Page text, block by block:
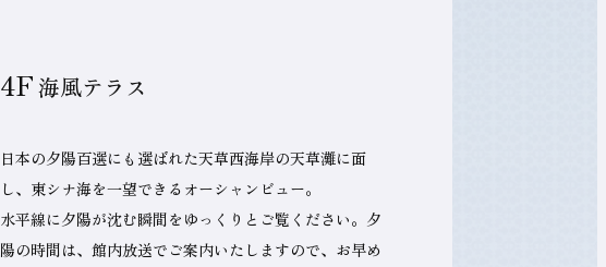
4F海風テラス
日本の夕陽百選にも選ばれた天草西海岸の天草灘に面
し、東シナ海を一望できるオーシャンビュー。
水平線に夕陽が沈む瞬間をゆっくりとご覧ください。夕
陽の時間は、館内放送でご案内いたしますので、お早め